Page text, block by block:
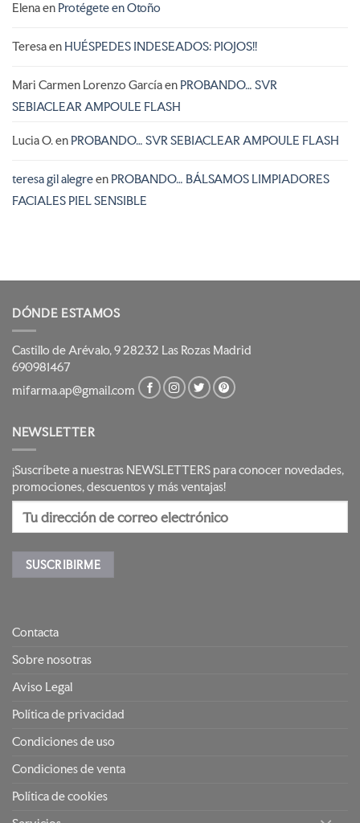
Elenaen Protégete en Otoño
Teresaen HUÉSPEDES INDESEADOS: PIOJOS!!
Mari Carmen Lorenzo Garcíaen PROBANDO… SVR
SEBIACLEAR AMPOULE FLASH
Lucia O.en PROBANDO… SVR SEBIACLEAR AMPOULE FLASH
teresa gil alegreen PROBANDO… BÁLSAMOS LIMPIADORES
FACIALES PIEL SENSIBLE
DÓNDE ESTAMOS
Castillo de Arévalo, 9 28232 Las Rozas Madrid
690981467
mifarma.ap@gmail.com
NEWSLETTER
¡Suscríbete a nuestras NEWSLETTERS para conocer novedades,
promociones, descuentos y más ventajas!
Contacta
Sobre nosotras
Aviso Legal
Política de privacidad
Condiciones de uso
Condiciones de venta
Política de cookies